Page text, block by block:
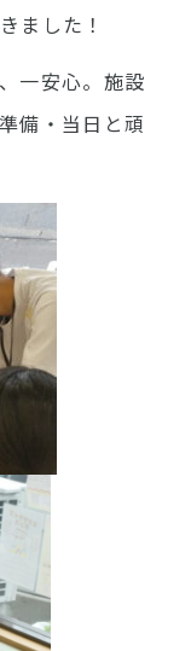
ました！
一安心。施設
備・当日と頑